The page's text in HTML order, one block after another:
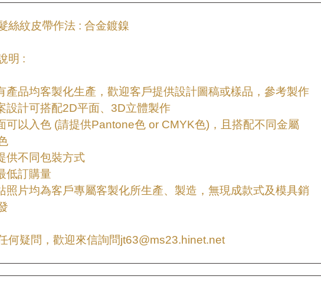
絲紋皮帶作法 : 合金鍍鎳
明 :
產品均客製化生產，歡迎客戶提供設計圖稿或樣品，參考製作
設計可搭配2D平面、3D立體製作
可以入色 (請提供Pantone色 or CMYK色)，且搭配不同金屬
供不同包裝方式
低訂購量
照片均為客戶專屬客製化所生產、製造，無現成款式及模具銷
何疑問，歡迎來信詢問jt63@ms23.hinet.net